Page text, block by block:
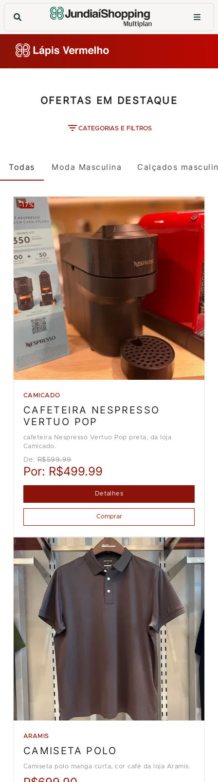
OFERTAS EM DESTAQUE
CATEGORIAS E FILTROS
Todas Moda Masculina Calçados
-17%
CAMICADO
CAFETEIRA NESPRESSO
VERTUO POP
cafeteira Nespresso Vertuo Pop preta, da loja
Camicado.
De: R$599.99
Por: R$499.99
Detalhes
Comprar
ARAMIS
CAMISETA POLO
Camiseta polo manga curta, cor café da loja Aramis.